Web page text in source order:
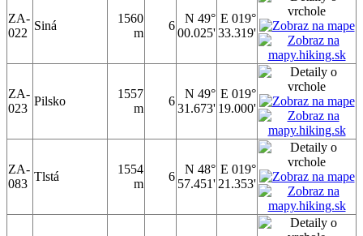
ZA-
022
Siná
1560
m
6
N 49°
00.025'
E 019°
33.319'
ZA-
023
Pilsko
1557
m
6
N 49°
31.673'
E 019°
19.000'
ZA-
083
Tlstá
1554
m
6
N 48°
57.451'
E 019°
21.353'